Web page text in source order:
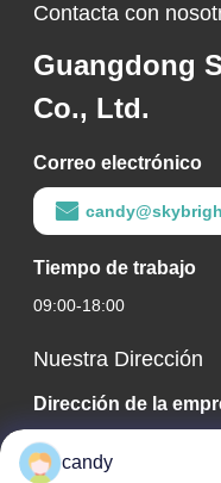
Contacta con
Guangdong
Co., Ltd.
Correo electrónico
Tiempo de trabajo
09:00-18:00
Nuestra Dirección
Dirección de la
CALLE ZUMIAO,
candy